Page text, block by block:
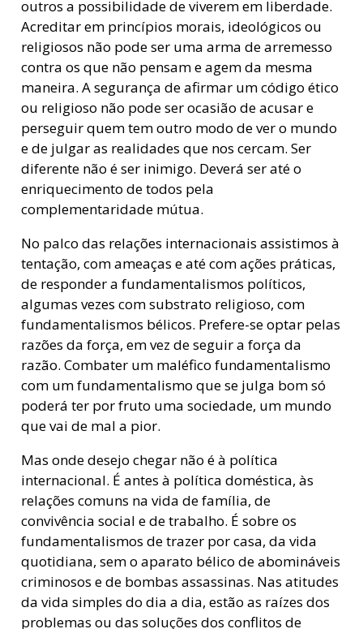
outros a possibilidade de viverem em liberdade.
Acreditar em princípios morais, ideológicos ou
religiosos não pode ser uma arma de arremesso
contra os que não pensam e agem da mesma
maneira. A segurança de afirmar um código ético
ou religioso não pode ser ocasião de acusar e
perseguir quem tem outro modo de ver o mundo
e de julgar as realidades que nos cercam. Ser
diferente não é ser inimigo. Deverá ser até o
enriquecimento de todos pela
complementaridade mútua.
No palco das relações internacionais assistimos à
tentação, com ameaças e até com ações práticas,
de responder a fundamentalismos políticos,
algumas vezes com substrato religioso, com
fundamentalismos bélicos. Prefere-se optar pelas
razões da força, em vez de seguir a força da
razão. Combater um maléfico fundamentalismo
com um fundamentalismo que se julga bom só
poderá ter por fruto uma sociedade, um mundo
que vai de mal a pior.
Mas onde desejo chegar não é à política
internacional. É antes à política doméstica, às
relações comuns na vida de família, de
convivência social e de trabalho. É sobre os
fundamentalismos de trazer por casa, da vida
quotidiana, sem o aparato bélico de abomináveis
criminosos e de bombas assassinas. Nas atitudes
da vida simples do dia a dia, estão as raízes dos
problemas ou das soluções dos conflitos de